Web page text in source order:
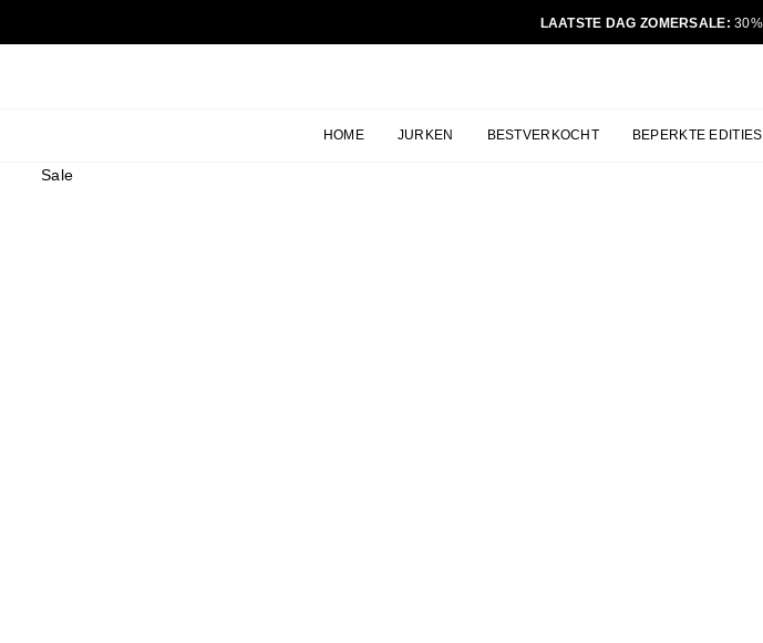
LAATSTE DAG ZOMERSALE:
HOME JURKEN BESTVERKOCHT BEPERKTE EDITIES
Sale